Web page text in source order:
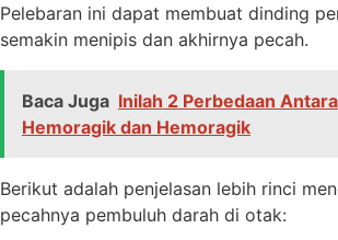
Pelebaran ini dapat membuat dinding
semakin menipis dan akhirnya pecah.
Baca Juga Inilah 2 Perbedaan
Hemoragik dan Hemoragik
Berikut adalah penjelasan lebih rinci
pecahnya pembuluh darah di otak: